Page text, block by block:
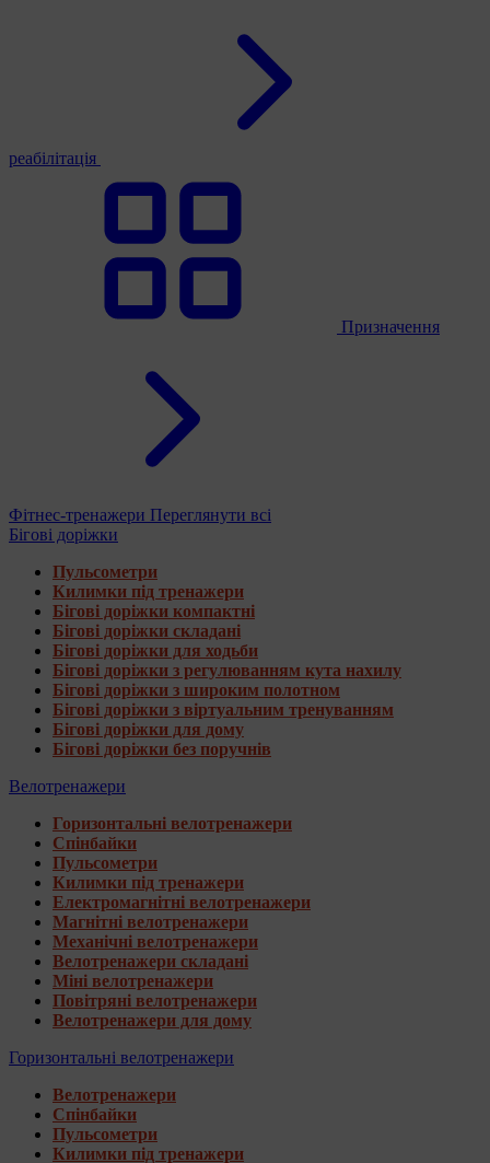
реабілітація
Призначення
Фітнес-тренажери Переглянути всі
Бігові доріжки
Пульсометри
Килимки під тренажери
Бігові доріжки компактні
Бігові доріжки складані
Бігові доріжки для ходьби
Бігові доріжки з регулюванням кута нахилу
Бігові доріжки з широким полотном
Бігові доріжки з віртуальним тренуванням
Бігові доріжки для дому
Бігові доріжки без поручнів
Велотренажери
Горизонтальні велотренажери
Спінбайки
Пульсометри
Килимки під тренажери
Електромагнітні велотренажери
Магнітні велотренажери
Механічні велотренажери
Велотренажери складані
Міні велотренажери
Повітряні велотренажери
Велотренажери для дому
Горизонтальні велотренажери
Велотренажери
Спінбайки
Пульсометри
Килимки під тренажери